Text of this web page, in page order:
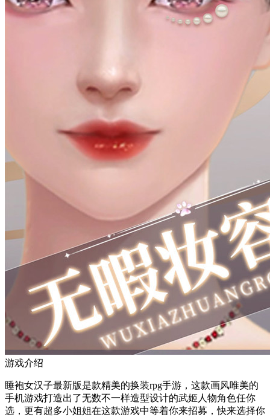
游戏介绍
睡袍女汉子最新版是款精美的换装rpg手游，这款画风唯美的
手机游戏打造出了无数不一样造型设计的武姬人物角色任你
选，更有超多小姐姐在这款游戏中等着你来招募，快来选择你